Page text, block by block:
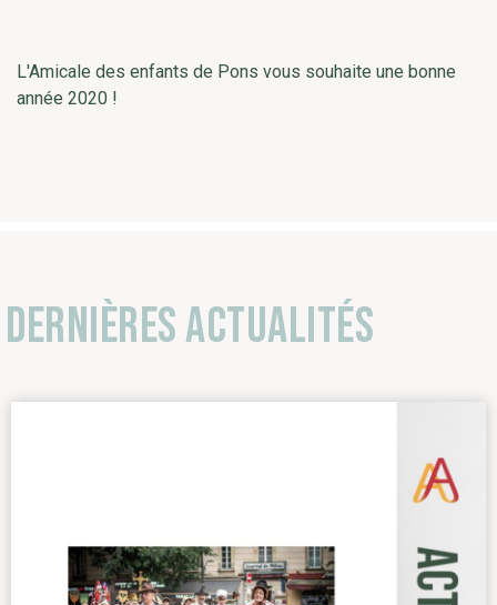
L'Amicale des enfants de Pons vous souhaite une bonne
année 2020 !
Dernières actualités